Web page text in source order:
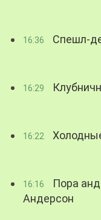
16:36 Спешл-
16:29
16:22
16:16
Пора
Андерсон